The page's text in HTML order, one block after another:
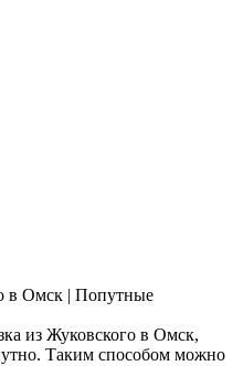
в Омск | Попутные
из Жуковского в Омск,
Таким способом можно